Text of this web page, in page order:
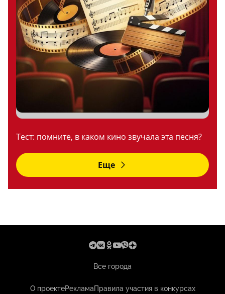
Тест: помните, в каком кино звучала эта песня?
Еще
Все города
О проектеРекламаПравила участия в конкурсах